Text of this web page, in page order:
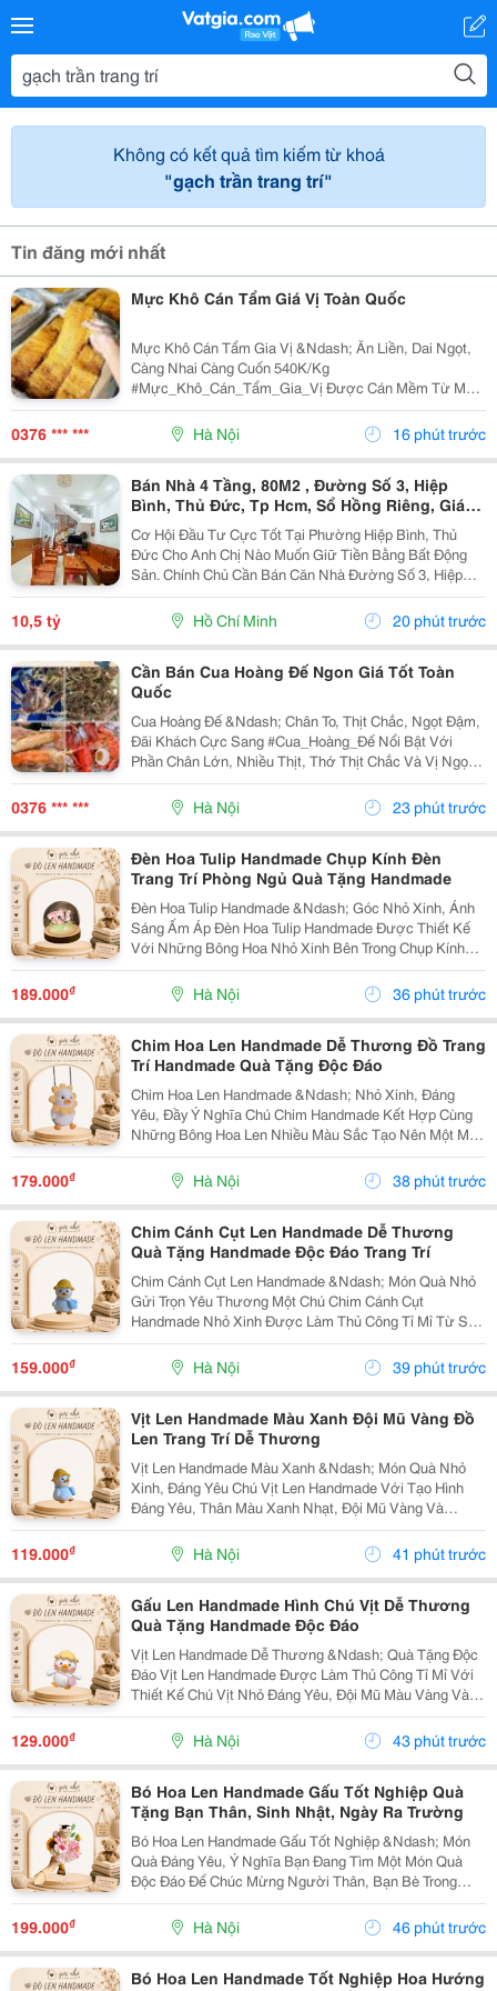
Không có kết quả tìm kiếm từ khoá
"gạch trần trang trí"
Tin đăng mới nhất
Mực Khô Cán Tẩm Giá Vị Toàn Quốc
Mực Khô Cán Tẩm Gia Vị &Ndash; Ăn Liền, Dai Ngọt,
Càng Nhai Càng Cuốn 540K/Kg
#Mực_Khô_Cán_Tẩm_Gia_Vị Được Cán Mềm Từ Mực
Khô Tuyển Chọn, Tẩm Gia Vị Vừa Ăn. Không Cần Chế
Biến Cầu Kỳ, Mở Ra Là Thưởng Thức Ngay. Mực Cán
Mềm, Thớ Rõ, Dai...
0376 *** *** Hà Nội 16 phút trước
Bán Nhà 4 Tầng, 80M2 , Đường Số 3, Hiệp
Bình, Thủ Đức, Tp Hcm, Sổ Hồng Riêng, Giá
10.5 Tỷ.
Cơ Hội Đầu Tư Cực Tốt Tại Phường Hiệp Bình, Thủ
Đức Cho Anh Chị Nào Muốn Giữ Tiền Bằng Bất Động
Sản. Chính Chủ Cần Bán Căn Nhà Đường Số 3, Hiệp
Bình Phước Cũ, Chỉ Vài Bước Là Ra Ql13, Sát Vạn
Phúc City, Vị Trí Rất Đẹp, Khu Vực Dân Trí Cao Và
10,5 tỷ Hồ Chí Minh 20 phút trước
Cần Bán Cua Hoàng Đế Ngon Giá Tốt Toàn
Quốc
Cua Hoàng Đế &Ndash; Chân To, Thịt Chắc, Ngọt Đậm,
Đãi Khách Cực Sang #Cua_Hoàng_Đế Nổi Bật Với
Phần Chân Lớn, Nhiều Thịt, Thớ Thịt Chắc Và Vị Ngọt
Đậm Đà. Một Lựa Chọn Cực Hợp Cho Những Bữa Tiệc
Gia Đình, Liên Hoan Hoặc Làm Quà Biếu Sang Trọng....
0376 *** *** Hà Nội 23 phút trước
Đèn Hoa Tulip Handmade Chụp Kính Đèn
Trang Trí Phòng Ngủ Quà Tặng Handmade
Đèn Hoa Tulip Handmade &Ndash; Góc Nhỏ Xinh, Ánh
Sáng Ấm Áp Đèn Hoa Tulip Handmade Được Thiết Kế
Với Những Bông Hoa Nhỏ Xinh Bên Trong Chụp Kính
Trong Suốt, Kết Hợp Ánh Sáng Lung Linh Tạo Nên
Không Gian Ấm Áp Và Lãng Mạn. ✨ Đặc Điểm Sản
Phẩm: ...
189.000₫ Hà Nội 36 phút trước
Chim Hoa Len Handmade Dễ Thương Đồ Trang
Trí Handmade Quà Tặng Độc Đáo
Chim Hoa Len Handmade &Ndash; Nhỏ Xinh, Đáng
Yêu, Đầy Ý Nghĩa Chú Chim Handmade Kết Hợp Cùng
Những Bông Hoa Len Nhiều Màu Sắc Tạo Nên Một Món
Đồ Trang Trí Vô Cùng Dễ Thương. Sản Phẩm Được Làm
Thủ Công, Phù Hợp Để Trang Trí Bàn Học, Bàn Làm
Việc,...
179.000₫ Hà Nội 38 phút trước
Chim Cánh Cụt Len Handmade Dễ Thương
Quà Tặng Handmade Độc Đáo Trang Trí
Chim Cánh Cụt Len Handmade &Ndash; Món Quà Nhỏ
Gửi Trọn Yêu Thương Một Chú Chim Cánh Cụt
Handmade Nhỏ Xinh Được Làm Thủ Công Tỉ Mỉ Từ Sợi
Len, Mang Phong Cách Đáng Yêu Và Ấm Áp. Sản Phẩm
Phù Hợp Để Trang Trí Góc Học Tập, Bàn Làm Việc,
Phòng Ngủ...
159.000₫ Hà Nội 39 phút trước
Vịt Len Handmade Màu Xanh Đội Mũ Vàng Đồ
Len Trang Trí Dễ Thương
Vịt Len Handmade Màu Xanh &Ndash; Món Quà Nhỏ
Xinh, Đáng Yêu Chú Vịt Len Handmade Với Tạo Hình
Đáng Yêu, Thân Màu Xanh Nhạt, Đội Mũ Vàng Và
Quàng Khăn Xanh. Sản Phẩm Được Làm Thủ Công Tỉ
Mỉ, Phù Hợp Để Trang Trí Hoặc Làm Món Quà Nhỏ Dành
Tặng Người...
119.000₫ Hà Nội 41 phút trước
Gấu Len Handmade Hình Chú Vịt Dễ Thương
Quà Tặng Handmade Độc Đáo
Vịt Len Handmade Dễ Thương &Ndash; Quà Tặng Độc
Đáo Vịt Len Handmade Được Làm Thủ Công Tỉ Mỉ Với
Thiết Kế Chú Vịt Nhỏ Đáng Yêu, Đội Mũ Màu Vàng Và
Kết Hợp Khăn Choàng Màu Hồng. Sản Phẩm Có Kiểu
Dáng Xinh Xắn, Phù Hợp Để Làm Quà Tặng Hoặc Trang
129.000₫ Hà Nội 43 phút trước
Bó Hoa Len Handmade Gấu Tốt Nghiệp Quà
Tặng Bạn Thân, Sinh Nhật, Ngày Ra Trường
Bó Hoa Len Handmade Gấu Tốt Nghiệp &Ndash; Món
Quà Đáng Yêu, Ý Nghĩa Bạn Đang Tìm Một Món Quà
Độc Đáo Để Chúc Mừng Người Thân, Bạn Bè Trong
Ngày Tốt Nghiệp? Bó Hoa Len Handmade Gấu Tốt
Nghiệp Là Lựa Chọn Vừa Dễ Thương, Vừa Có Thể Lưu
Giữ Lâu Dài...
199.000₫ Hà Nội 46 phút trước
Bó Hoa Len Handmade Tốt Nghiệp Hoa Hướng